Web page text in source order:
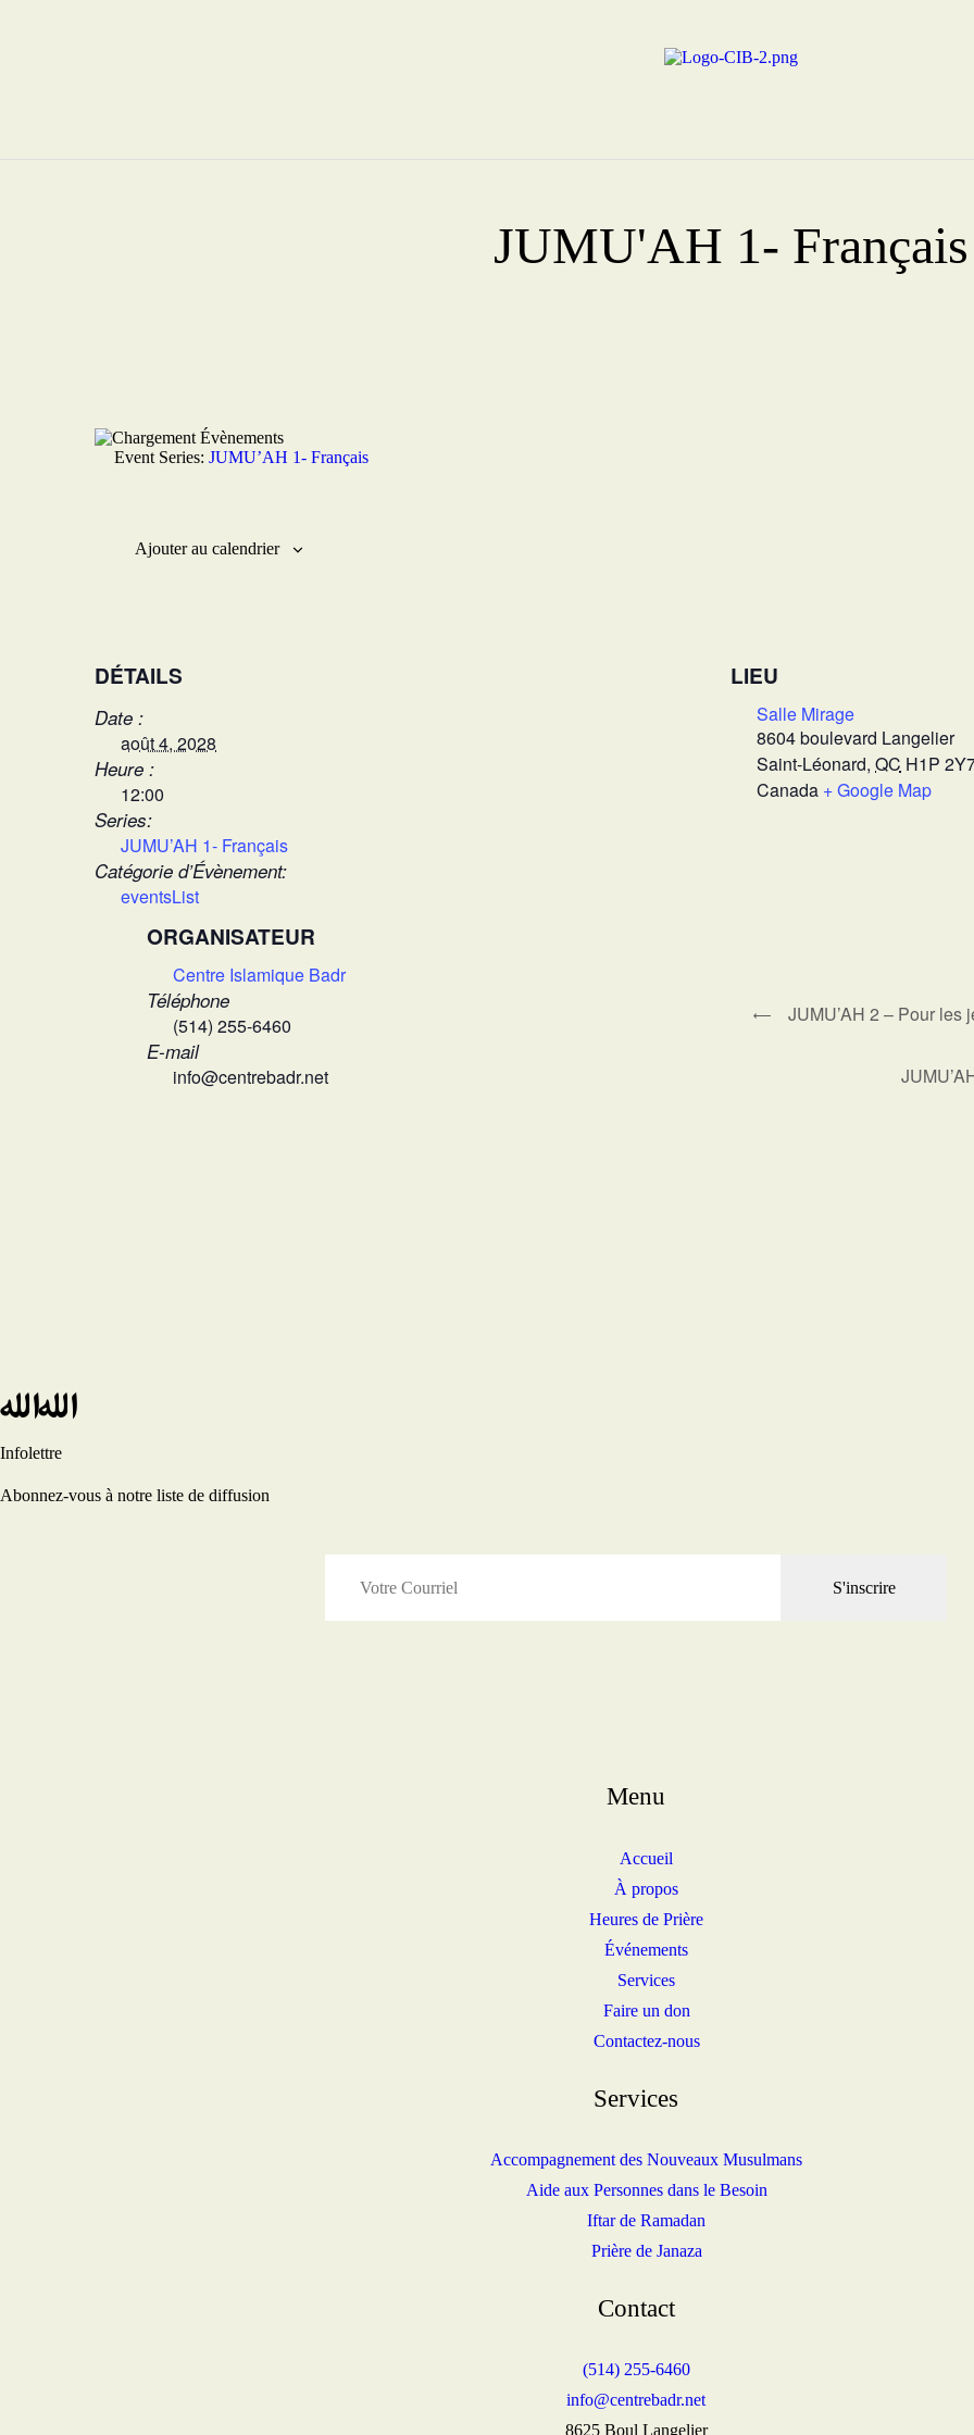
JUMU'AH 1- Français
Event Series: JUMU’AH 1- Français
Ajouter au calendrier
DÉTAILS
Date :
août 4, 2028
Heure :
12:00
Series:
JUMU’AH 1- Français
Catégorie d’Évènement:
eventsList
ORGANISATEUR
Centre Islamique Badr
Téléphone
(514) 255-6460
E-mail
info@centrebadr.net
LIEU
Salle Mirage
8604 boulevard Langelier
Saint-Léonard, QC H1P
Canada + Google Map
JUMU’AH 2 – Pour les
Infolettre
Abonnez-vous à notre liste de diffusion
S'inscrire
Menu
Accueil
À propos
Heures de Prière
Événements
Services
Faire un don
Contactez-nous
Services
Accompagnement des Nouveaux Musulmans
Aide aux Personnes dans le Besoin
Iftar de Ramadan
Prière de Janaza
Contact
(514) 255-6460
info@centrebadr.net
8625 Boul Langelier